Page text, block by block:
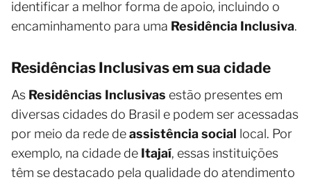
identificar a melhor forma de apoio, incluindo o
encaminhamento para uma Residência Inclusiva.
Residências Inclusivas em sua cidade
As Residências Inclusivas estão presentes em
diversas cidades do Brasil e podem ser acessadas
por meio da rede deassistência social local. Por
exemplo, na cidade de Itajaí, essas instituições
têm se destacado pela qualidade do atendimento